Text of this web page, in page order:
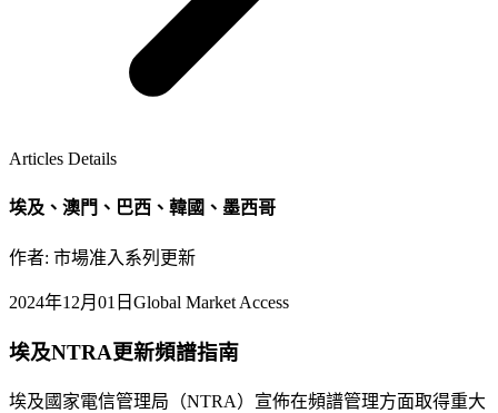
Articles Details
埃及、澳門、巴西、韓國、墨西哥
作者: 市場准入系列更新
2024年12月01日 Global Market Access
埃及NTRA更新頻譜指南
埃及國家電信管理局（NTRA）宣佈在頻譜管理方面取得重大